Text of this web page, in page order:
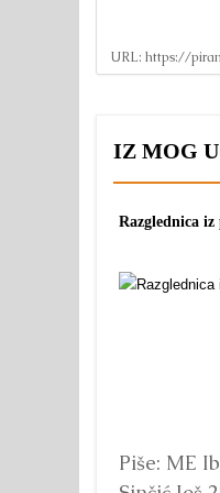
URL: https://
IZ MOG
Razglednica
Piše: ME